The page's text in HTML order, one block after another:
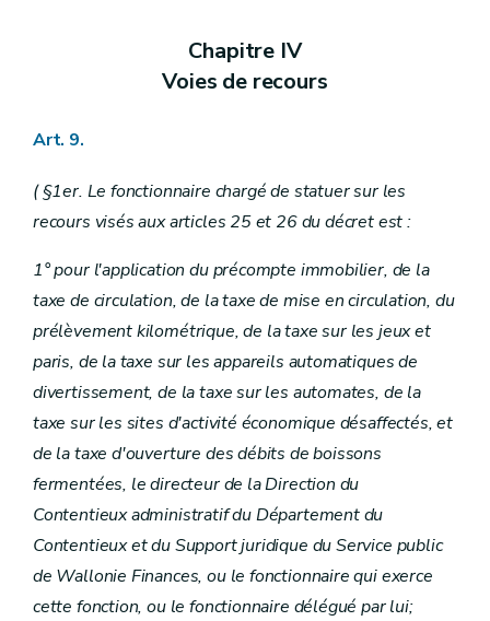
Chapitre IV
Voies de recours
Art. 9.
( §1er. Le fonctionnaire chargé de statuer sur les
recours visés aux articles 25 et 26 du décret est :
1° pour l'application du précompte immobilier, de la
taxe de circulation, de la taxe de mise en circulation, du
prélèvement kilométrique, de la taxe sur les jeux et
paris, de la taxe sur les appareils automatiques de
divertissement, de la taxe sur les automates, de la
taxe sur les sites d'activité économique désaffectés, et
de la taxe d'ouverture des débits de boissons
fermentées, le directeur de la Direction du
Contentieux administratif du Département du
Contentieux et du Support juridique du Service public
de Wallonie Finances, ou le fonctionnaire qui exerce
cette fonction, ou le fonctionnaire délégué par lui;